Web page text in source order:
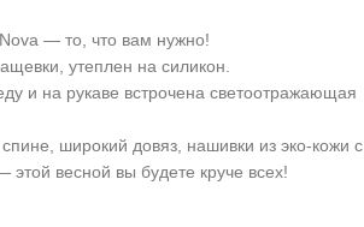
— то, что вам нужно!
утеплен на силикон.
и на рукаве встрочена светоотражающая
широкий довяз, нашивки из эко-кожи с
весной вы будете круче всех!